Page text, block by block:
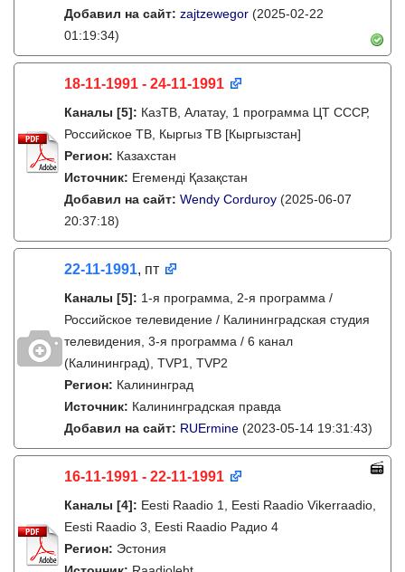
Добавил на сайт: zajtzewegor (2025-02-22
01:19:34)
18-11-1991 - 24-11-1991
Каналы [5]: КазТВ, Алатау, 1 программа ЦТ СССР,
Российское ТВ, Кыргыз ТВ [Кыргызстан]
Регион: Казахстан
Источник: Егеменді Қазақстан
Добавил на сайт: Wendy Corduroy (2025-06-07
20:37:18)
22-11-1991, пт
Каналы [5]: 1-я программа, 2-я программа /
Российское телевидение / Калининградская студия
телевидения, 3-я программа / 6 канал
(Калининград), TVP1, TVP2
Регион: Калининград
Источник: Калининградская правда
Добавил на сайт: RUErmine (2023-05-14 19:31:43)
16-11-1991 - 22-11-1991
Каналы [4]: Eesti Raadio 1, Eesti Raadio Vikerraadio,
Eesti Raadio 3, Eesti Raadio Радио 4
Регион: Эстония